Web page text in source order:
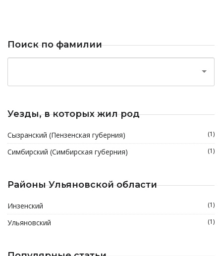
Поиск по фамилии
Уезды, в которых жил род
Сызранский (Пензенская губерния) (1)
Симбирский (Симбирская губерния) (1)
Районы Ульяновской области
Инзенский (1)
Ульяновский (1)